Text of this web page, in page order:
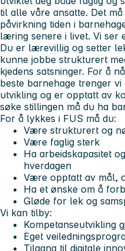
til alle våre ansatte. Det
påvirkning tiden i
læring senere i livet. Vi ser
Du er lærevillig og setter
kunne jobbe strukturert
kjedens satsninger. For å
beste barnehage trenger
utvikling og er opptatt av
søke stillingen må du ha
For å lykkes i FUS må du:
Være strukturert og
Være faglig sterk
Ha arbeidskapasitet
hverdagen
Være opptatt av mål,
Ha et ønske om å
Gløde for lek og
Vi kan tilby:
Kompetanseutvikling
Eget
Tilgang til digitale